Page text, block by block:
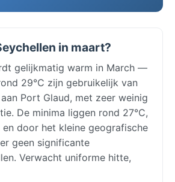
in maart?
gelijkmatig warm in March —
29°C zijn gebruikelijk van
Port Glaud, met zeer weinig
De minima liggen rond 27°C,
en door het kleine geografische
geen significante
Verwacht uniforme hitte,